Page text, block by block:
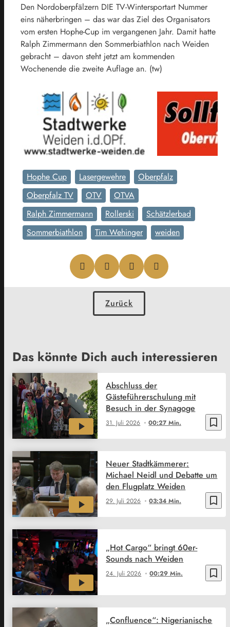
Den Nordoberpfälzern DIE TV-Wintersportart Nummer
eins näherbringen – das war das Ziel des Organisators
vom ersten Hophe-Cup im vergangenen Jahr. Damit hatte
Ralph Zimmermann den Sommerbiathlon nach Weiden
gebracht – davon steht jetzt am kommenden
Wochenende die zweite Auflage an. (tw)
Hophe Cup Lasergewehre
Oberpfalz
Oberpfalz TV
OTV
OTVA
Ralph Zimmermann
Rollerski
Schätzlerbad
Sommerbiathlon
Tim Wehinger weiden
Zurück
Das könnte Dich auch interessieren
bookmark_border
31. Juli 2026 00:27 Min.
Abschluss der
Gästeführerschulung mit
Besuch in der Synagoge
bookmark_border
29. Juli 2026 03:34 Min.
Neuer Stadtkämmerer:
Michael Neidl und Debatte um
den Flugplatz Weiden
bookmark_border
24. Juli 2026 00:29 Min.
„Hot Cargo“ bringt 60er-
Sounds nach Weiden
„Confluence“: Nigerianische